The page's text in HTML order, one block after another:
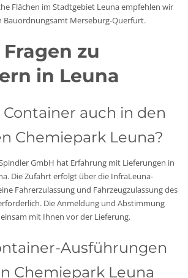
Flächen im Stadtgebiet Leuna empfehlen wir
Bauordnungsamt Merseburg-Querfurt.
zu
in Leuna
Container auch in den
Chemiepark Leuna?
GmbH hat Erfahrung mit Lieferungen in
Die Zufahrt erfolgt über die InfraLeuna-
Fahrerzulassung und Fahrzeugzulassung des
Die Anmeldung und Abstimmung
mit Ihnen vor der Lieferung.
Ausführungen
Chemiepark Leuna